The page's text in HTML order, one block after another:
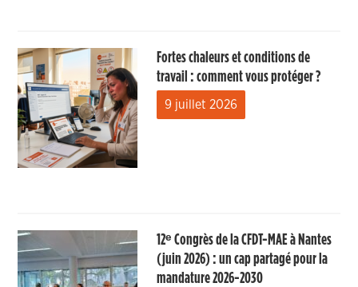
Fortes chaleurs et conditions de
travail : comment vous protéger ?
9 juillet 2026
12ᵉ Congrès de la CFDT-MAE à Nantes
(juin 2026) : un cap partagé pour la
mandature 2026-2030